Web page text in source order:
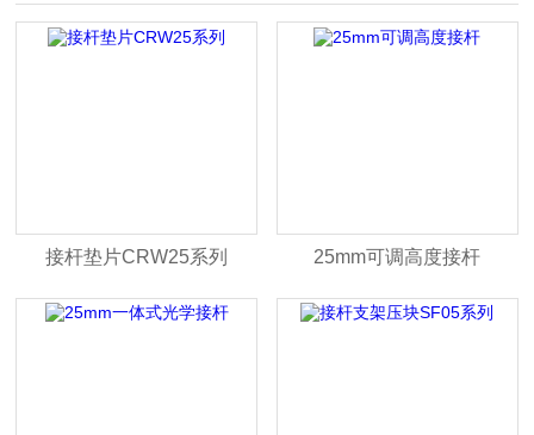
接杆垫片CRW25系列 25mm可调高度接杆